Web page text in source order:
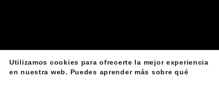
Aviso Legal Declaración de accesibilidad
Utilizamos cookies para ofrecerte la mejor experiencia
en nuestra web. Puedes aprender más sobre qué